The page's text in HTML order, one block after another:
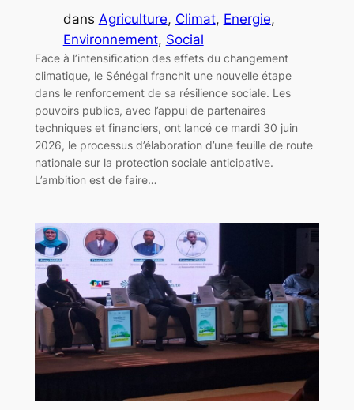
dans Agriculture, Climat, Energie
Environnement, Social
Face à l’intensification des effets du changement
climatique, le Sénégal franchit une nouvelle étape
dans le renforcement de sa résilience sociale. Les
pouvoirs publics, avec l’appui de partenaires
techniques et financiers, ont lancé ce mardi 30 juin
2026, le processus d’élaboration d’une feuille de route
nationale sur la protection sociale anticipative.
L’ambition est de faire…